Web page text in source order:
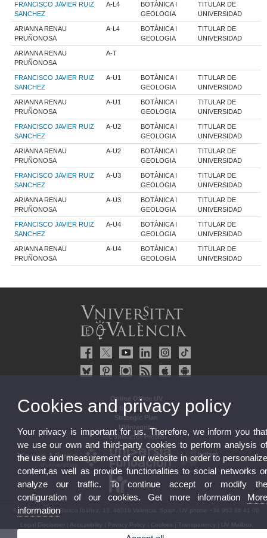
FRANCISCO JAVIER RUIZ
SANCHEZ
A-L4
BOTÀNICA I
GEOLOGIA
TITULAR DE
UNIVERSIDAD
ARIANNA RENAU
PRUÑONOSA
A-L4
BOTÀNICA I
GEOLOGIA
TITULAR DE
UNIVERSIDAD
ARIANNA RENAU
PRUÑONOSA
A-T
FRANCISCO JAVIER RUIZ
SANCHEZ
A-U1
BOTÀNICA I
GEOLOGIA
TITULAR DE
UNIVERSIDAD
ARIANNA RENAU
PRUÑONOSA
A-U1
BOTÀNICA I
GEOLOGIA
TITULAR DE
UNIVERSIDAD
FRANCISCO JAVIER RUIZ
SANCHEZ
A-U2
BOTÀNICA I
GEOLOGIA
TITULAR DE
UNIVERSIDAD
ARIANNA RENAU
PRUÑONOSA
A-U2
BOTÀNICA I
GEOLOGIA
TITULAR DE
UNIVERSIDAD
FRANCISCO JAVIER RUIZ
SANCHEZ
A-U3
BOTÀNICA I
GEOLOGIA
TITULAR DE
UNIVERSIDAD
ARIANNA RENAU
PRUÑONOSA
A-U3
BOTÀNICA I
GEOLOGIA
TITULAR DE
UNIVERSIDAD
FRANCISCO JAVIER RUIZ
SANCHEZ
A-U4
BOTÀNICA I
GEOLOGIA
TITULAR DE
UNIVERSIDAD
ARIANNA RENAU
PRUÑONOSA
A-U4
BOTÀNICA I
GEOLOGIA
TITULAR DE
UNIVERSIDAD
Online Office UV
UV Bulletin Board
Strategic Plan
UVintegrity
Contractor Profile
© 2026 UV. - Av. Blasco Ibáñez, 13. 46010 Valencia. Spain. UV phone +34 963 86 41 00
Legal Disclaimer Accessibility Privacy Policy Cookies Transparency UV Mailbox
Cookies and privacy policy
Your privacy is important for us. Therefore, we inform you
we use our own and third-party cookies to perform analysis
the use and measurement of our website in order to
content,as well as provide functionalities to social networks
analyze our traffic. To continue accept or modify
configuration of our cookies. Get more information
information